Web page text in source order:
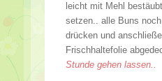
leicht mit Mehl
setzen.. alle Buns
drücken und
Frischhaltefolie
Stunde gehen lassen..